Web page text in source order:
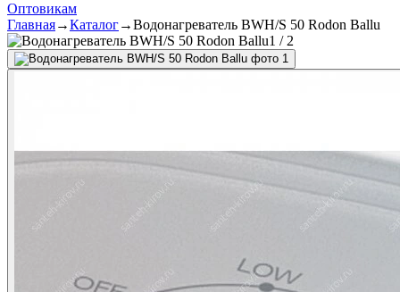
Оптовикам
Главная→Каталог→Водонагреватель BWH/S 50 Rodon Ballu
1 / 2